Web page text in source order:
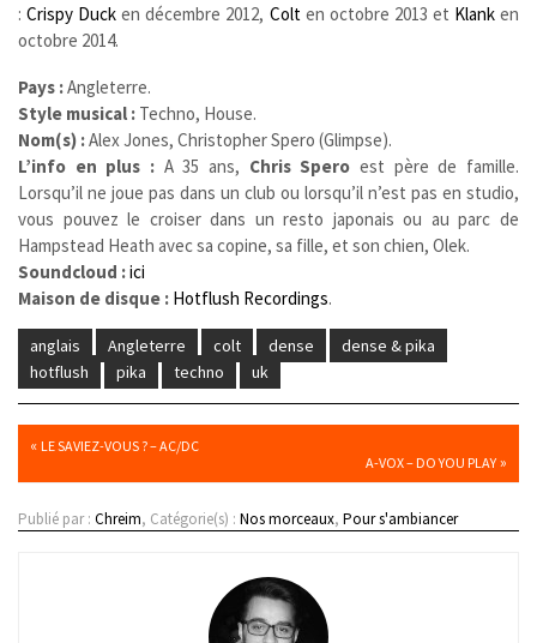
:Crispy Duck en décembre 2012, Colten octobre 2013 et Klanken
octobre 2014.
Pays :Angleterre.
Style musical : Techno, House.
Nom(s) :Alex Jones, Christopher Spero (Glimpse).
L’info en plus : A 35 ans, Chris Spero est père de famille.
Lorsqu’il ne joue pas dans un club ou lorsqu’il n’est pas en studio,
vous pouvez le croiser dans un resto japonais ou au parc de
Hampstead Heath avec sa copine, sa fille, et son chien, Olek.
Soundcloud :ici
Maison de disque : Hotflush Recordings.
anglais Angleterre colt dense
dense & pika
hotflush
pika techno uk
« LE SAVIEZ-VOUS ? – AC/DC
A-VOX – DO YOU PLAY »
Publié par : Chreim, Catégorie(s) : Nos morceaux, Pour s'ambiancer